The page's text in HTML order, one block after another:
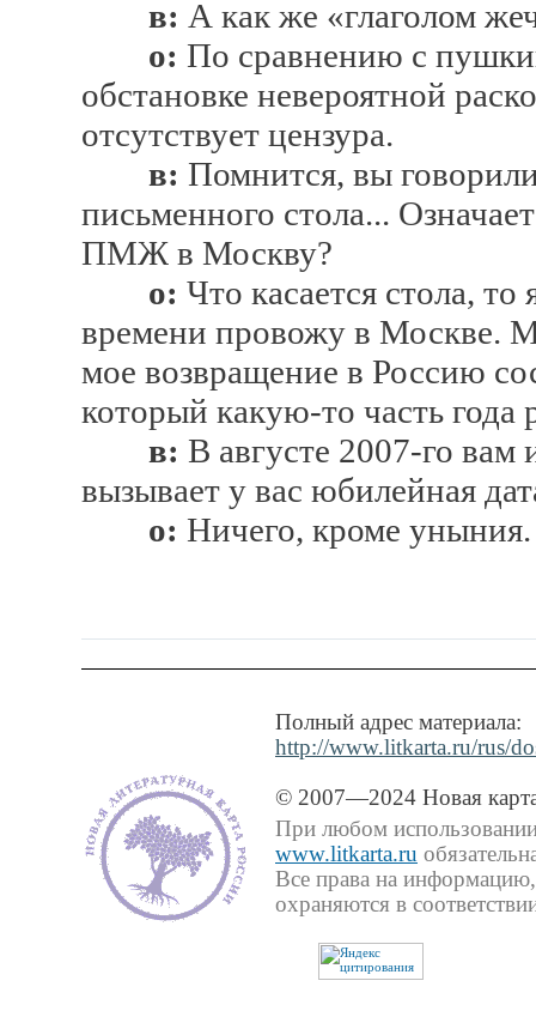
в: А как же «глаголом
о: По сравнению с
обстановке невероятной
отсутствует цензура.
в: Помнится, вы
письменного стола...
ПМЖ в Москву?
о: Что касается стола,
времени провожу в Москве.
мое возвращение в Россию
который какую-то часть года
в: В августе 2007-го вам
вызывает у вас юбилейная
о: Ничего, кроме
Полный адрес материала:
http://www.litkarta.ru/rus/
© 2007—2024 Новая
При любом использовании
www.litkarta.ru
Все права на
охраняются в